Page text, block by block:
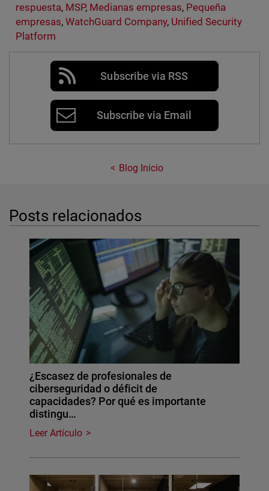
respuesta, MSP, Medianas empresas, Pequeña
empresas, WatchGuard Company, Unified Security
Platform
Subscribe via RSS
Subscribe via Email
Blog Inicio
Posts relacionados
¿Escasez de profesionales de
ciberseguridad o déficit de
capacidades? Por qué es importante
distingu…
Leer Artículo